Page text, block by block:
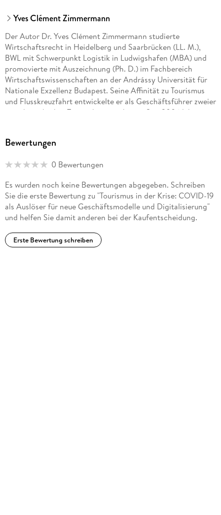
Yves Clément Zimmermann
Der Autor Dr. Yves Clément Zimmermann studierte
Wirtschaftsrecht in Heidelberg und Saarbrücken (LL. M.),
BWL mit Schwerpunkt Logistik in Ludwigshafen (MBA) und
promovierte mit Auszeichnung (Ph. D.) im Fachbereich
Wirtschaftswissenschaften an der Andrássy Universität für
Nationale Exzellenz Budapest. Seine Affinität zu Tourismus
und Flusskreuzfahrt entwickelte er als Geschäftsführer zweier
mittelständischer Touristikunternehmen. Seit 2006 lehrt er
Bewertungen
0 Bewertungen
Es wurden noch keine Bewertungen abgegeben. Schreiben
Sie die erste Bewertung zu "Tourismus in der Krise: COVID-19
als Auslöser für neue Geschäftsmodelle und Digitalisierung"
und helfen Sie damit anderen bei der Kaufentscheidung.
Erste Bewertung schreiben